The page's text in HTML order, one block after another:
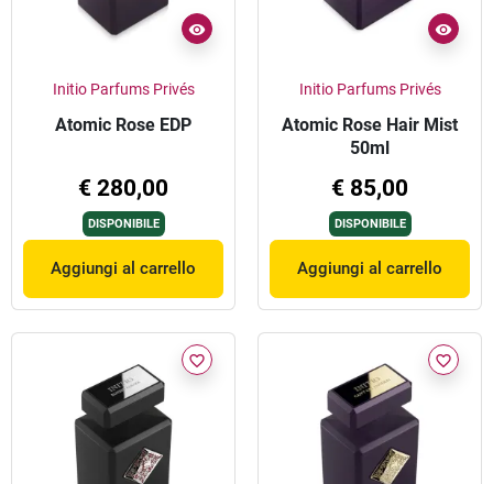
Initio Parfums Privés
Atomic Rose EDP
€ 280,00
DISPONIBILE
Aggiungi al carrello
Initio Parfums Privés
Atomic Rose Hair Mist
50ml
€ 85,00
DISPONIBILE
Aggiungi al carrello
favorite_border favorite_border